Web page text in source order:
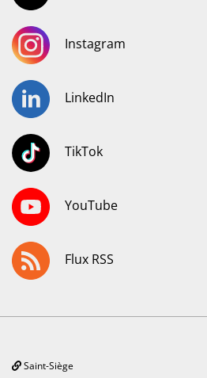
Instagram
LinkedIn
TikTok
YouTube
Flux RSS
Saint-Siège